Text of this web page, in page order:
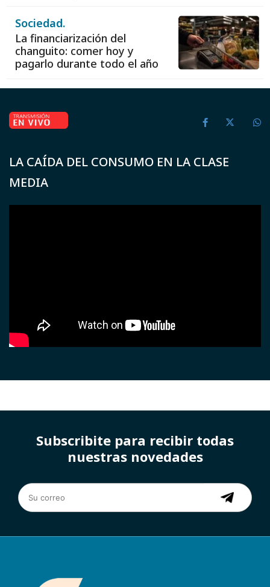
Sociedad.
La financiarización del
changuito: comer hoy y
pagarlo durante todo el año
LA CAÍDA DEL CONSUMO EN LA CLASE
MEDIA
Subscribite para recibir todas
nuestras novedades